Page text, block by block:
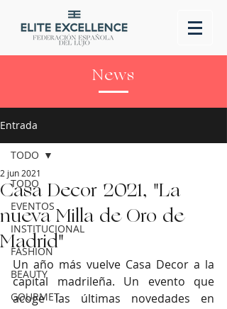
News
Entrada
TODO
EVENTOS
INSTITUCIONAL
FASHION
BEAUTY
GOURMET
TODO
Casa Decor 2021, "La
nueva Milla de Oro de
Madrid"
2 jun 2021
Un año más vuelve Casa Decor a la
capital madrileña. Un evento que
acoge las últimas novedades en